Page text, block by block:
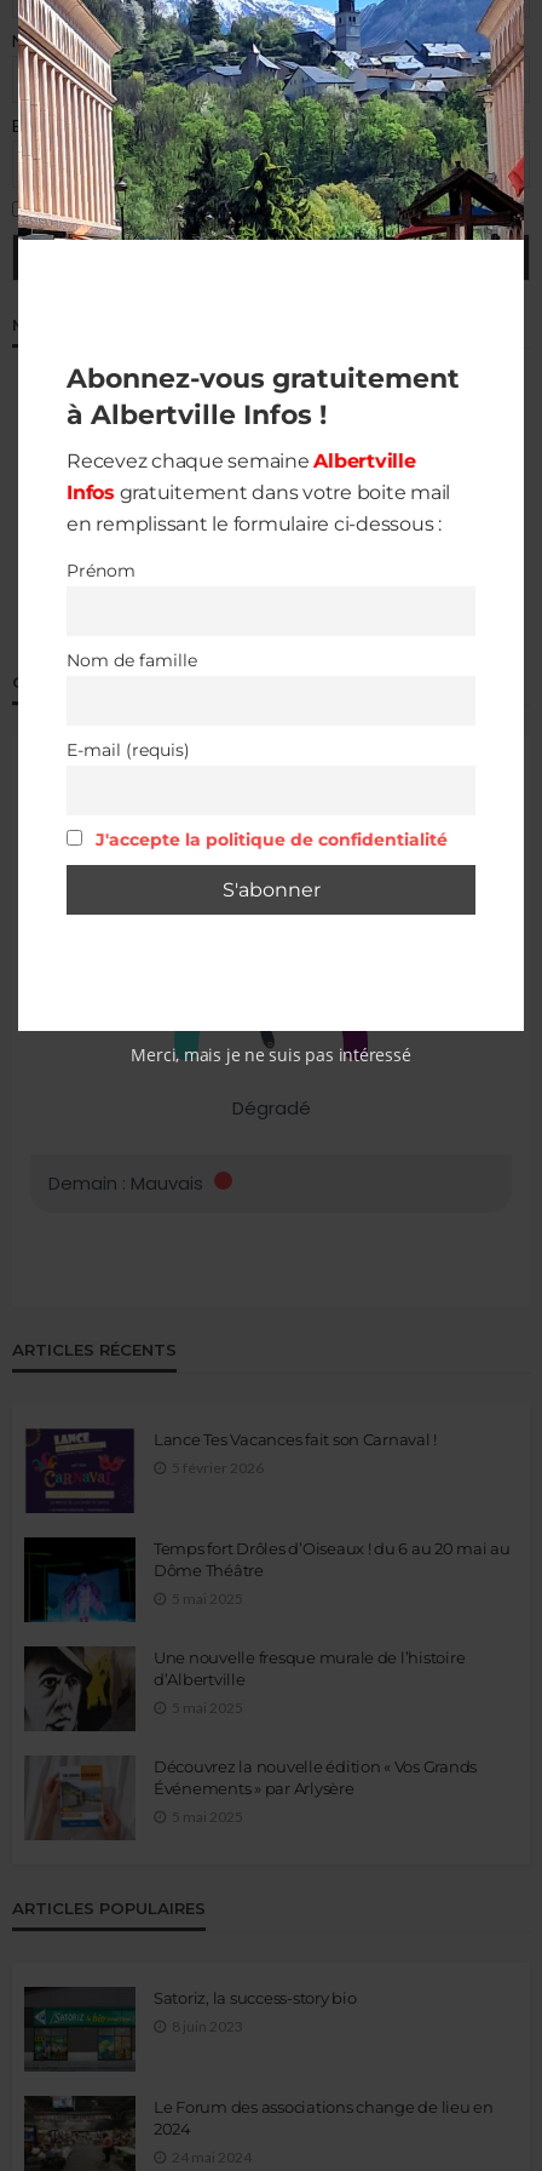
Nom de famille
E-mail (requis)
J'accepte la politique de confidentialité
MÉTÉO À ALBERTVILLE
QUALITÉ DE L’AIR À ALBERTVILLE
ARTICLES RÉCENTS
Lance Tes Vacances fait son Carnaval !
5 février 2026
Temps fort Drôles d’Oiseaux ! du 6 au 20 mai au
Dôme Théâtre
5 mai 2025
Une nouvelle fresque murale de l’histoire
d’Albertville
5 mai 2025
Découvrez la nouvelle édition « Vos Grands
Événements » par Arlysère
5 mai 2025
ARTICLES POPULAIRES
Satoriz, la success-story bio
8 juin 2023
Le Forum des associations change de lieu en
2024
24 mai 2024
Abonnez-vous gratuitement
à Albertville Infos !
Recevez chaque semaineAlbertville
Infos gratuitement dans votre boite mail
en remplissant le formulaire ci-dessous :
Prénom
Nom de famille
E-mail (requis)
J'accepte la politique de confidentialité
Merci, mais je ne suis pas intéressé